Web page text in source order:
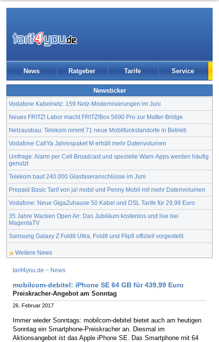
News Ratgeber Tarife Service
Newsticker
Vodafone Kabelnetz: 159 Netz-Modernisierungen im Juni
Neues FRITZ! Labor macht FRITZ!Box 5690 Pro zur Matter-Bridge
Netzausbau: Telekom nimmt 71 neue Mobilfunkstandorte in Betrieb
Vodafone CallYa Jahrespaket M erhält mehr Datenvolumen
Umfrage: Alarm per Cell Broadcast und spezielle Warn-Apps werden häufig
genutzt
Telekom baut 240.000 Glasfaseranschlüsse im Juni
Prepaid Basic Tarif von ja! mobil und Penny Mobil mit mehr Datenvolumen
Vodafone: Neue GigaZuhause 50 Kabel und DSL Tarife für 29,99 Euro
35 Jahre Wacken Open Air: Das Jubiläum kostenlos und live bei
MagentaTV
Samsung Galaxy Z Fold8 Ultra, Fold8 und Flip8 offiziell vorgestellt
Weitere News
tarif4you.de > News
mobilcom-debitel: iPhone SE 64 GB für 439,99 Euro
Preiskracher-Angebot am Sonntag
26. Februar 2017
Immer wieder Sonntags: mobilcom-debitel bietet auch am heutigen
Sonntag ein Smartphone-Preiskracher an. Diesmal im
Aktionsangebot ist das Apple iPhone SE. Das Smartphone mit 64